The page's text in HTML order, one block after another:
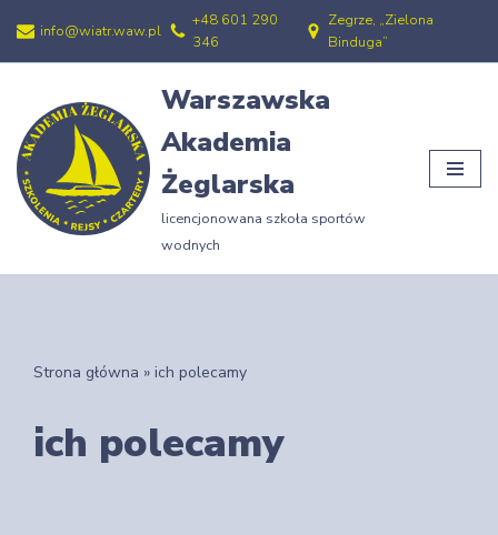
Przejdź
treści
info@wiatr.waw.pl
+48 601 290
346
Zegrze, „Zielona
Binduga”
Warszawska
Akademia
Żeglarska
licencjonowana szkoła sportów
wodnych
Strona główna » ich polecamy
ich polecamy